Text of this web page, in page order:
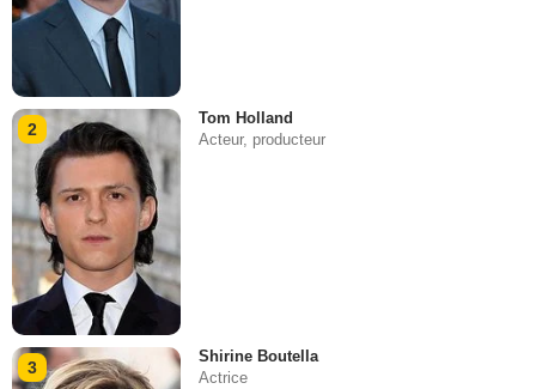
2
Tom Holland
Acteur, producteur
3
Shirine Boutella
Actrice